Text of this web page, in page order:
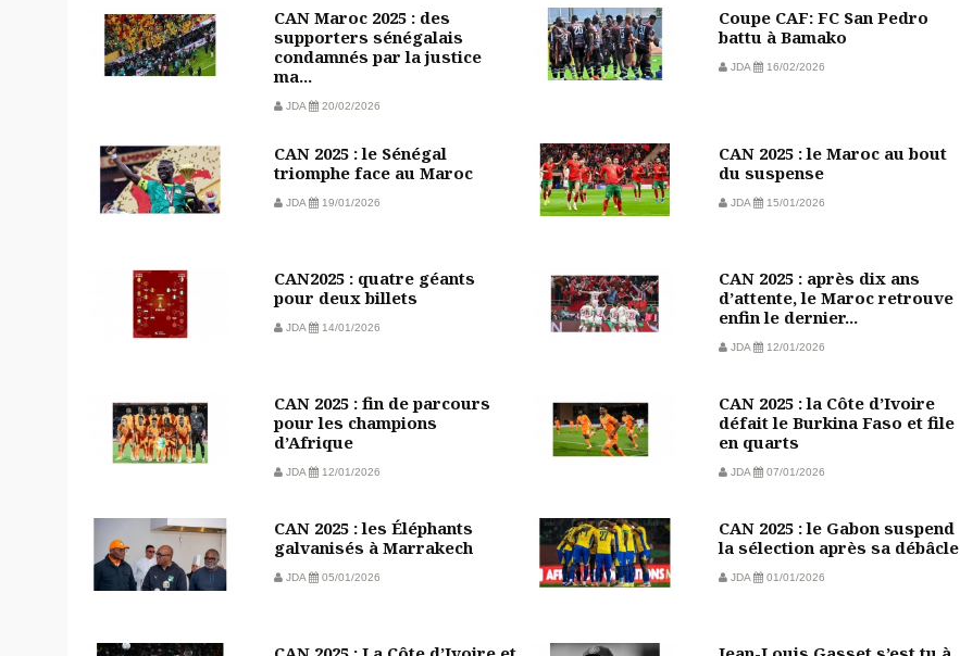
CAN Maroc 2025 : des
supporters sénégalais
condamnés par la justice
ma...
JDA 20/02/2026
Coupe CAF: FC San Pedro
battu à Bamako
JDA 16/02/2026
CAN 2025 : le Sénégal
triomphe face au Maroc
JDA 19/01/2026
CAN 2025 : le Maroc au bout
du suspense
JDA 15/01/2026
CAN2025 : quatre géants
pour deux billets
JDA 14/01/2026
CAN 2025 : après dix ans
d’attente, le Maroc retrouve
enfin le dernier...
JDA 12/01/2026
CAN 2025 : fin de parcours
pour les champions
d’Afrique
JDA 12/01/2026
CAN 2025 : la Côte d’Ivoire
défait le Burkina Faso et file
en quarts
JDA 07/01/2026
CAN 2025 : les Éléphants
galvanisés à Marrakech
JDA 05/01/2026
CAN 2025 : le Gabon suspend
la sélection après sa débâcle
JDA 01/01/2026